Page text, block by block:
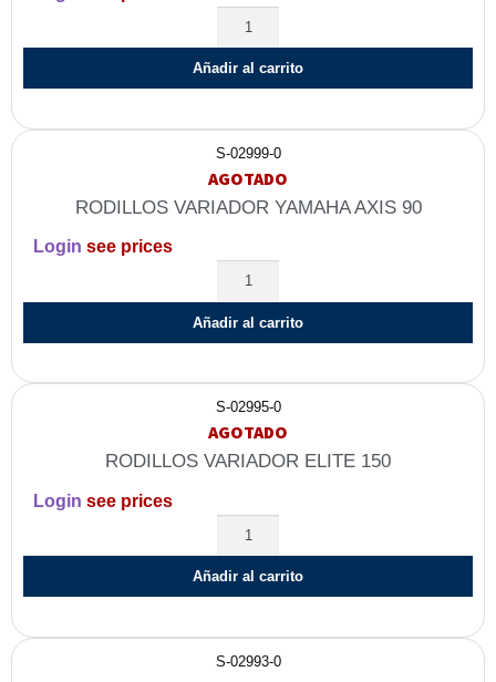
Añadir al carrito
S-02999-0
AGOTADO
RODILLOS VARIADOR YAMAHA AXIS 90
Login see prices
Añadir al carrito
S-02995-0
AGOTADO
RODILLOS VARIADOR ELITE 150
Login see prices
Añadir al carrito
S-02993-0